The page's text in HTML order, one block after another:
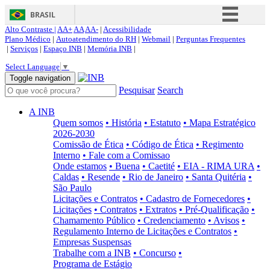
BRASIL
Simplifique!
Acesso à informação
Canais
Alto Contraste | AA+AAAA- | Acessibilidade
Plano Médico | Autoatendimento do RH | Webmail | Perguntas Frequentes
| Serviços | Espaço INB | Memória INB |
Select Language ▼
Toggle navigation
Pesquisar Search
A INB
Quem somos • História • Estatuto • Mapa Estratégico
2026-2030
Comissão de Ética • Código de Ética • Regimento
Interno • Fale com a Comissao
Onde estamos • Buena • Caetité • EIA - RIMA URA •
Caldas • Resende • Rio de Janeiro • Santa Quitéria •
São Paulo
Licitações e Contratos • Cadastro de Fornecedores •
Licitações • Contratos • Extratos • Pré-Qualificação •
Chamamento Público • Credenciamento • Avisos •
Regulamento Interno de Licitações e Contratos •
Empresas Suspensas
Trabalhe com a INB • Concurso •
Programa de Estágio